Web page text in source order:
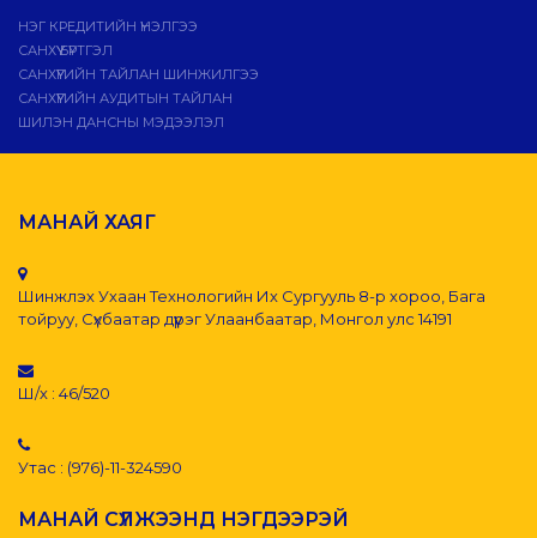
НЭГ КРЕДИТИЙН ҮНЭЛГЭЭ
САНХҮҮ БҮРТГЭЛ
САНХҮҮГИЙН ТАЙЛАН ШИНЖИЛГЭЭ
САНХҮҮГИЙН АУДИТЫН ТАЙЛАН
ШИЛЭН ДАНСНЫ МЭДЭЭЛЭЛ
МАНАЙ ХАЯГ
Шинжлэх Ухаан Технологийн Их Сургууль 8-р хороо, Бага
тойруу, Сүхбаатар дүүрэг Улаанбаатар, Монгол улс 14191
Ш/х : 46/520
Утас : (976)-11-324590
МАНАЙ СҮЛЖЭЭНД НЭГДЭЭРЭЙ